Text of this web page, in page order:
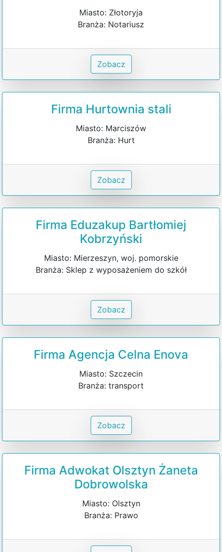
Miasto: Złotoryja
Branża: Notariusz
Zobacz
Firma Hurtownia stali
Miasto: Marciszów
Branża: Hurt
Zobacz
Firma Eduzakup Bartłomiej
Kobrzyński
Miasto: Mierzeszyn, woj. pomorskie
Branża: Sklep z wyposażeniem do szkół
Zobacz
Firma Agencja Celna Enova
Miasto: Szczecin
Branża: transport
Zobacz
Firma Adwokat Olsztyn Żaneta
Dobrowolska
Miasto: Olsztyn
Branża: Prawo